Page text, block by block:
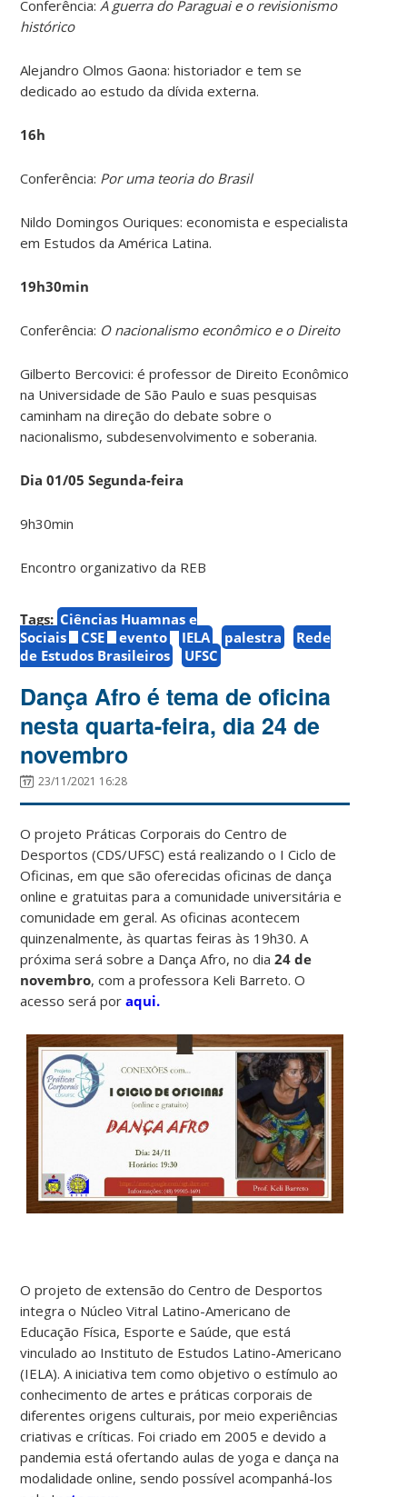
Conferência: A guerra do Paraguai e o revisionismo
histórico
Alejandro Olmos Gaona: historiador e tem se
dedicado ao estudo da dívida externa.
16h
Conferência: Por uma teoria do Brasil
Nildo Domingos Ouriques: economista e especialista
em Estudos da América Latina.
19h30min
Conferência: O nacionalismo econômico e o Direito
Gilberto Bercovici: é professor de Direito Econômico
na Universidade de São Paulo e suas pesquisas
caminham na direção do debate sobre o
nacionalismo, subdesenvolvimento e soberania.
Dia 01/05 Segunda-feira
9h30min
Encontro organizativo da REB
Tags: Ciências Huamnas e
Sociais
CSE evento IELA palestra
Rede
de Estudos Brasileiros
UFSC
Dança Afro é tema de oficina
nesta quarta-feira, dia 24 de
novembro
23/11/2021 16:28
O projeto Práticas Corporais do Centro de
Desportos (CDS/UFSC) está realizando o I Ciclo de
Oficinas, em que são oferecidas oficinas de dança
online e gratuitas para a comunidade universitária e
comunidade em geral. As oficinas acontecem
quinzenalmente, às quartas feiras às 19h30. A
próxima será sobre a Dança Afro, no dia24 de
novembro, com a professora Keli Barreto. O
acesso será poraqui.
O projeto de extensão do Centro de Desportos
integra o Núcleo Vitral Latino-Americano de
Educação Física, Esporte e Saúde, que está
vinculado ao Instituto de Estudos Latino-Americano
(IELA). A iniciativa tem como objetivo o estímulo ao
conhecimento de artes e práticas corporais de
diferentes origens culturais, por meio experiências
criativas e críticas. Foi criado em 2005 e devido a
pandemia está ofertando aulas de yoga e dança na
modalidade online, sendo possível acompanhá-los